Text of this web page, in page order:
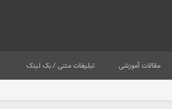
مقالات آموزشی تبلیغات متنی / بک لینک